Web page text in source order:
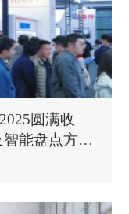
圆满收
能盘点方案